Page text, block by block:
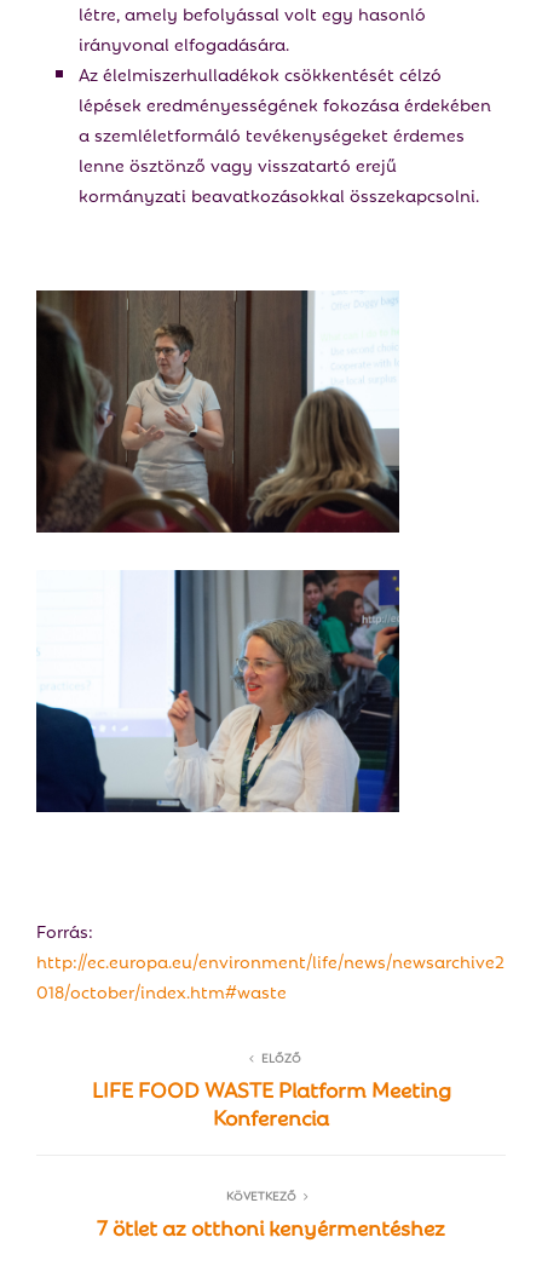
létre, amely befolyással volt egy hasonló
irányvonal elfogadására.
Az élelmiszerhulladékok csökkentését célzó
lépések eredményességének fokozása érdekében
a szemléletformáló tevékenységeket érdemes
lenne ösztönző vagy visszatartó erejű
kormányzati beavatkozásokkal összekapcsolni.
Forrás:
http://ec.europa.eu/environment/life/news/newsarchive2
018/october/index.htm#waste
ELŐZŐ
LIFE FOOD WASTE Platform Meeting
Konferencia
KÖVETKEZŐ
7 ötlet az otthoni kenyérmentéshez